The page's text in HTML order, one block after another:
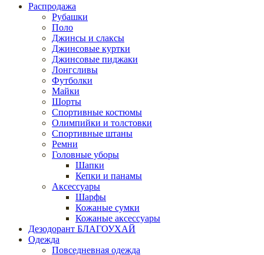
Распродажа
Рубашки
Поло
Джинсы и слаксы
Джинсовые куртки
Джинсовые пиджаки
Лонгсливы
Футболки
Майки
Шорты
Спортивные костюмы
Олимпийки и толстовки
Спортивные штаны
Ремни
Головные уборы
Шапки
Кепки и панамы
Аксессуары
Шарфы
Кожаные сумки
Кожаные аксессуары
Дезодорант БЛАГОУХАЙ
Одежда
Повседневная одежда